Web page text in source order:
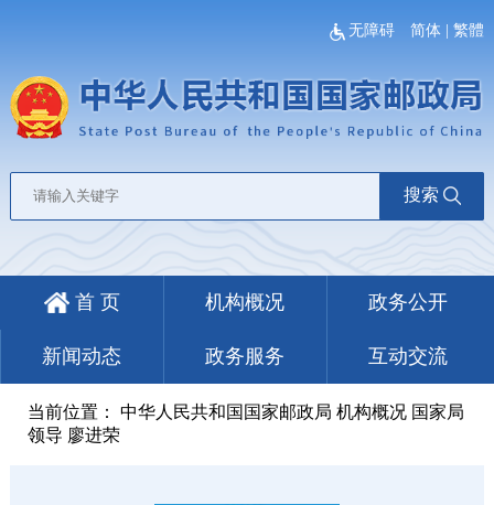
无障碍 简体 |繁體
搜索
首 页 机构概况 政务公开
新闻动态 政务服务 互动交流
当前位置： 中华人民共和国国家邮政局 机构概况 国家局
领导 廖进荣